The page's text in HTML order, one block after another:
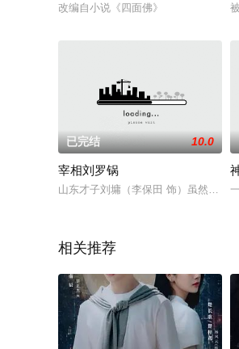
改编自小说《四面佛》
已完结 10.0
宰相刘罗锅
山东才子刘墉（李保田 饰）虽然才高
相关推荐